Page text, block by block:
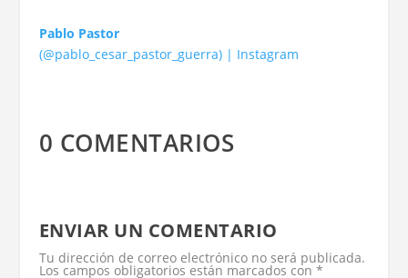
Pablo Pastor
(@pablo_cesar_pastor_guerra) | Instagram
0 COMENTARIOS
ENVIAR UN COMENTARIO
Tu dirección de correo electrónico no será publicada.
Los campos obligatorios están marcados con *